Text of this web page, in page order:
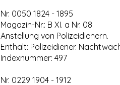
Nr. 0050 1824 - 1895
Magazin-Nr.: B XI. a Nr. 08
Anstellung von Polizeidienern.
Enthält: Polizeidiener.
Indexnummer: 497
Nr. 0229 1904 - 1912